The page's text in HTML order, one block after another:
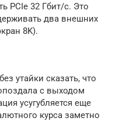
PCIe 32 Гбит/с. Это
два внешних
8K).
утайки сказать, что
с выходом
усугубляется еще
курса заметно